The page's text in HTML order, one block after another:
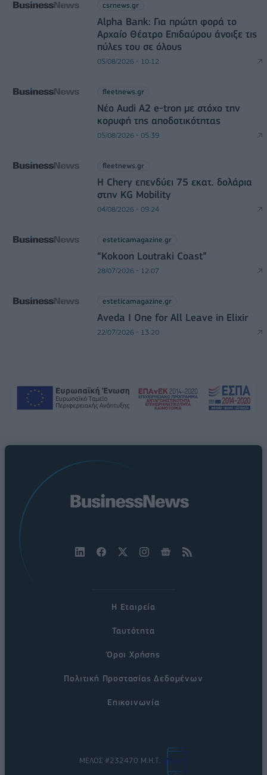
csrnews.gr
Alpha Bank: Για πρώτη φορά το
Αρχαίο Θέατρο Επιδαύρου άνοιξε τις
πύλες του σε όλους
05/08/2026 - 10:12
fleetnews.gr
Νέο Audi A2 e-tron με στόχο την
κορυφή της αποδοτικότητας
05/08/2026 - 05:39
fleetnews.gr
Η Chery επενδύει 75 εκατ. δολάρια
στην KG Mobility
04/08/2026 - 09:24
esteticamagazine.gr
“Kokoon Loutraki Coast”
28/07/2026 - 12:07
esteticamagazine.gr
Aveda I One for All Leave in Elixir
22/07/2026 - 13:20
Η Εταιρεία
Ταυτότητα
Όροι Χρήσης
Πολιτική Προστασίας Δεδομένων
Επικοινωνία
ΜΕΛΟΣ #232470 Μ.Η.Τ.